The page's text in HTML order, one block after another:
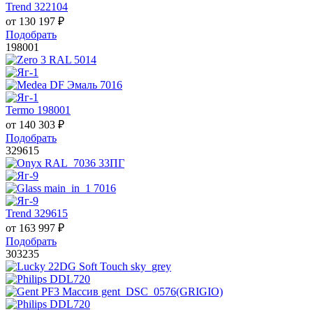
Trend 322104
от 130 197 ₽
Подобрать
198001
Termo 198001
от 140 303 ₽
Подобрать
329615
Trend 329615
от 163 997 ₽
Подобрать
303235